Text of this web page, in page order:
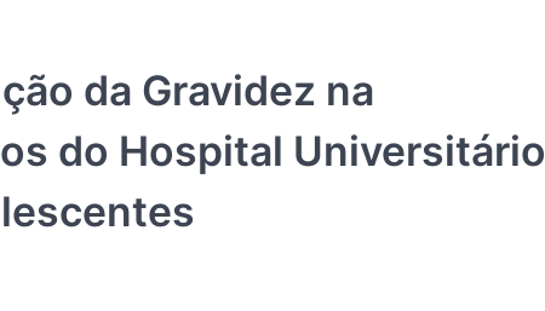
da Gravidez na
do Hospital Universitário